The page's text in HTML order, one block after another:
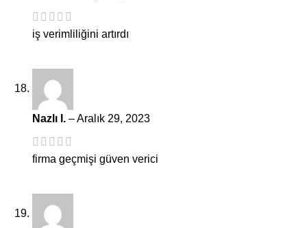
iş verimliliğini artırdı
Nazlı I. –Aralık 29, 2023
firma geçmişi güven verici